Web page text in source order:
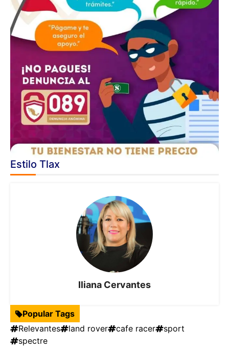
Estilo Tlax
Iliana Cervantes
Popular Tags
Relevantes
land rover cafe racer
sport
spectre